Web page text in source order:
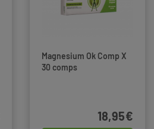
Magnesium Ok Comp X
30 comps
18,95€